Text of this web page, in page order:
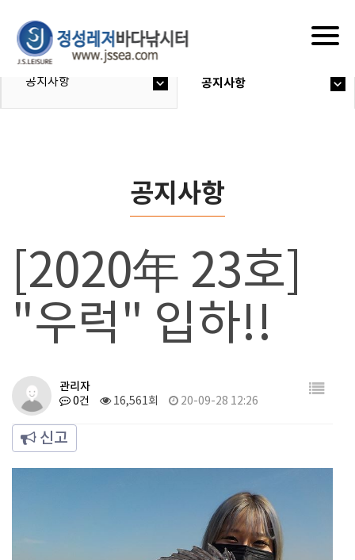
공지사항 공지사항
공지사항
[2020年 23호]
"우럭" 입하!!
관리자
0건 16,561회 20-09-28 12:26
신고